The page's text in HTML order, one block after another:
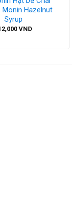
Monin Hazelnut
Syrup
VND